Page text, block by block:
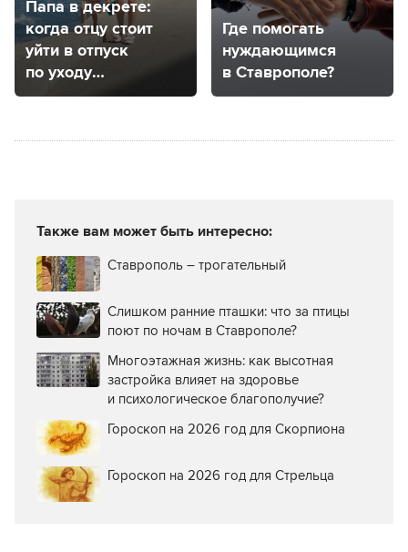
Папа в декрете:
когда отцу стоит
уйти в отпуск
по уходу
за ребенком
Где помогать
нуждающимся
в Ставрополе?
Также вам может быть интересно:
Ставрополь – трогательный
Слишком ранние пташки: что за птицы
поют по ночам в Ставрополе?
Многоэтажная жизнь: как высотная
застройка влияет на здоровье
и психологическое благополучие?
Гороскоп на 2026 год для Скорпиона
Гороскоп на 2026 год для Стрельца